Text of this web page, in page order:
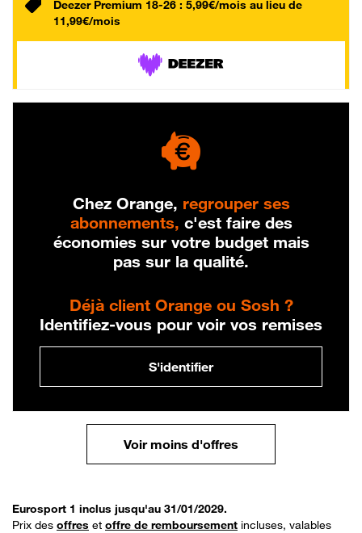
Deezer Premium 18-26 : 5,99€/mois au lieu de
11,99€/mois
Chez Orange, regrouper ses
abonnements, c'est faire des
économies sur votre budget mais
pas sur la qualité.
Déjà client Orange ou Sosh ?
Identifiez-vous pour voir vos remises
S'identifier
Voir moins d'offres
Eurosport 1 inclus jusqu'au 31/01/2029.
Prix des offres et offre de remboursement incluses, valables